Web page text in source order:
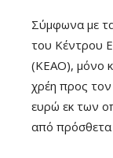
Σύμφωνα με
του Κέντρου
(ΚΕΑΟ), μόνο
χρέη προς
ευρώ εκ των
από πρόσθετα